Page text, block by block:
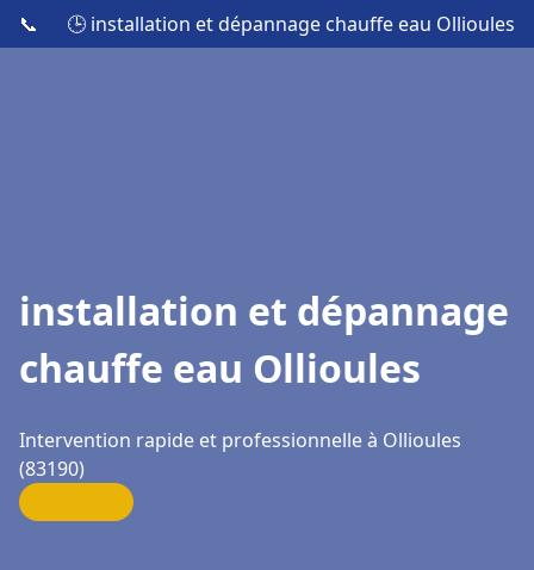
📞 🕒 installation et dépannage chauffe eau Ollioules
installation et dépannage
chauffe eau Ollioules
Intervention rapide et professionnelle à Ollioules
(83190)